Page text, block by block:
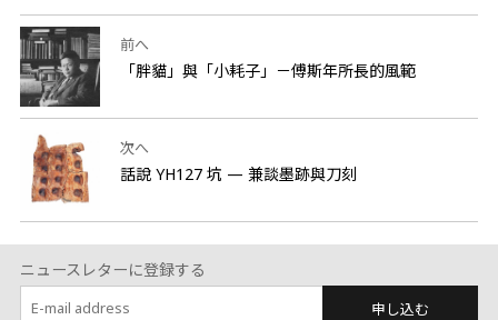
前へ
「胖貓」與「小耗子」－傅斯年所長的風範
次へ
話說 YH127 坑 — 兼談墨跡與刀刻
ニュースレターに登録する
申し込む